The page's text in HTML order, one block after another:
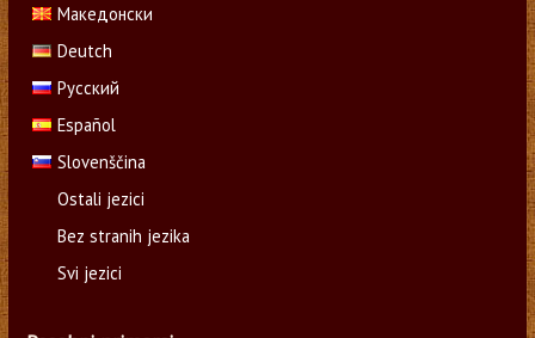
Македонски
Deutch
Русский
Español
Slovenščina
Ostali jezici
Bez stranih jezika
Svi jezici